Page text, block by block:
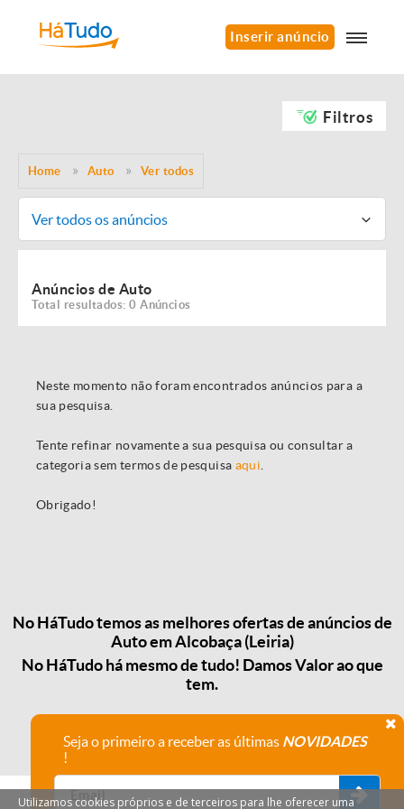
Inserir anúncio
Filtros
Home Auto Ver todos
Ver todos os anúncios
Anúncios de Auto
Total resultados: 0 Anúncios
Neste momento não foram encontrados anúncios para a
sua pesquisa.
Tente refinar novamente a sua pesquisa ou consultar a
categoria sem termos de pesquisa aqui
Obrigado!
No HáTudo temos as melhores ofertas de anúncios de
Auto em Alcobaça (Leiria)
No HáTudo há mesmo de tudo! Damos Valor ao que
tem.
Seja o primeiro a receber as últimas NOVIDADES
!
Utilizamos cookies próprios e de terceiros para lhe oferecer uma